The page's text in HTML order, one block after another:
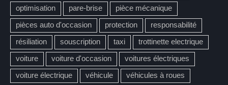
optimisation
pare-brise
pièce mécanique
pièces auto d'occasion
protection
responsabilité
résiliation
souscription taxi
trottinette electrique
voiture
voiture d'occasion
voitures électriques
voiture électrique
véhicule véhicules à roues